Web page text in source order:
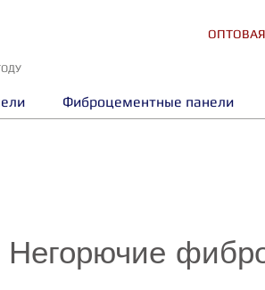
Фиброцементные панели
Негорючие